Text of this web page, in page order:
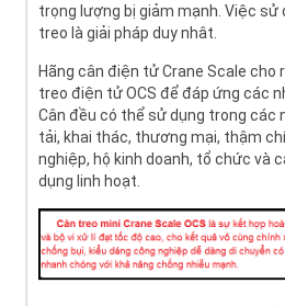
trọng lượng bị giảm mạnh. Việc sử
treo là giải pháp duy nhât.
Hãng cân điện tử Crane Scale cho
treo điện tử OCS để đáp ứng các
Cân đều có thể sử dụng trong các
tải, khai thác, thương mại, thậm
nghiệp, hộ kinh doanh, tổ chức và
dụng linh hoạt.